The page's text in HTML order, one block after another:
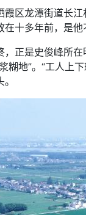
龙潭街道长江
十多年前，是他
是史俊峰所在
糊地”。“工人上